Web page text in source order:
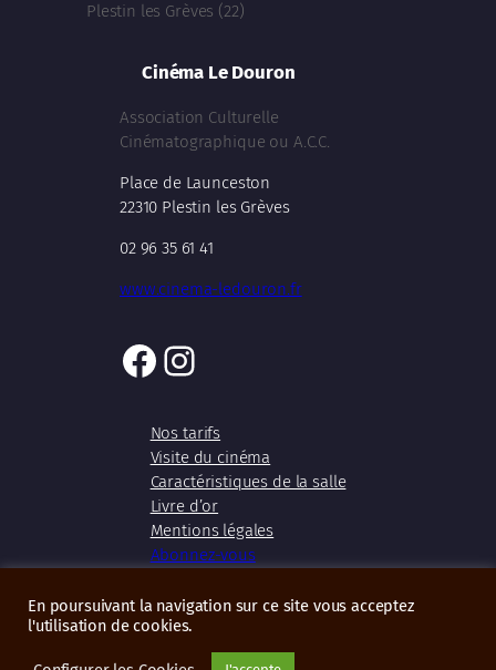
Plestin les Grèves (22)
Cinéma Le Douron
Association Culturelle
Cinématographique ou A.C.C.
Place de Launceston
22310 Plestin les Grèves
02 96 35 61 41
www.cinema-ledouron.fr
Facebook
Instagram
Nos tarifs
Visite du cinéma
Caractéristiques de la salle
Livre d’or
Mentions légales
Abonnez-vous
Copyright 2026 – Cinéma Le Douron
En poursuivant la navigation sur ce site vous acceptez
l'utilisation de cookies.